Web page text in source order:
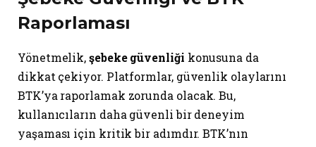
Raporlaması
Yönetmelik,şebeke güvenliği konusuna da
dikkat çekiyor. Platformlar, güvenlik olaylarını
BTK’ya raporlamak zorunda olacak. Bu,
kullanıcıların daha güvenli bir deneyim
yaşaması için kritik bir adımdır. BTK’nın